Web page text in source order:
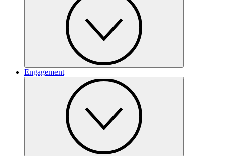
Engagement